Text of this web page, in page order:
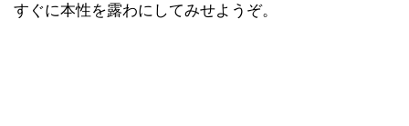
すぐに本性を露わにしてみせようぞ。